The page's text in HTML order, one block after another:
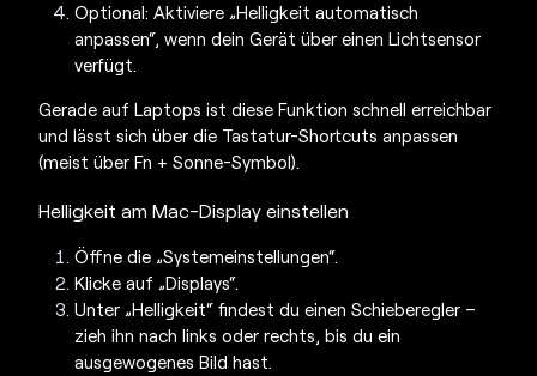
Optional: Aktiviere „Helligkeit automatisch
anpassen“, wenn dein Gerät über einen Lichtsensor
verfügt.
Gerade auf Laptops ist diese Funktion schnell erreichbar
und lässt sich über die Tastatur-Shortcuts anpassen
(meist über Fn + Sonne-Symbol).
Helligkeit am Mac-Display einstellen
Öffne die „Systemeinstellungen“.
Klicke auf „Displays“.
Unter „Helligkeit“ findest du einen Schieberegler –
zieh ihn nach links oder rechts, bis du ein
ausgewogenes Bild hast.